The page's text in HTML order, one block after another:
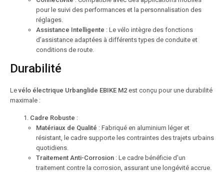
pour le suivi des performances et la personnalisation des
réglages.
Assistance Intelligente : Le vélo intègre des fonctions
d’assistance adaptées à différents types de conduite et
conditions de route.
Durabilité
Levélo électrique Urbanglide EBIKE M2 est conçu pour une durabilité
maximale :
Cadre Robuste :
Matériaux de Qualité : Fabriqué en aluminium léger et
résistant, le cadre supporte les contraintes des trajets urbains
quotidiens.
Traitement Anti-Corrosion : Le cadre bénéficie d’un
traitement contre la corrosion, assurant une longévité accrue.